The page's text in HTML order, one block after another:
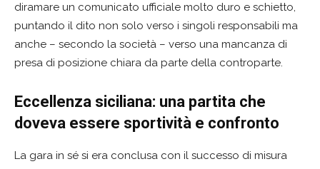
diramare un comunicato ufficiale molto duro e schietto,
puntando il dito non solo verso i singoli responsabili ma
anche – secondo la società – verso una mancanza di
presa di posizione chiara da parte della controparte.
Eccellenza siciliana: una partita che
doveva essere sportività e confronto
La gara in sé si era conclusa con il successo di misura